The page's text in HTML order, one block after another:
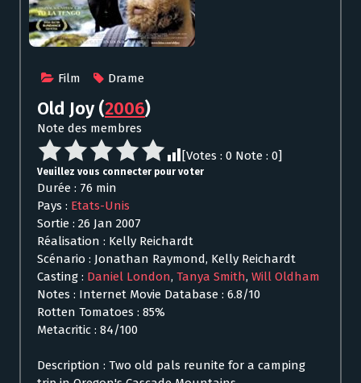
Film Drame
Old Joy(2006)
Note des membres
[Votes : 0 Note : 0]
Veuillez vous connecter pour voter
Durée : 76 min
Pays : Etats-Unis
Sortie : 26 Jan 2007
Réalisation : Kelly Reichardt
Scénario : Jonathan Raymond, Kelly Reichardt
Casting : Daniel London, Tanya Smith, Will Oldham
Notes : Internet Movie Database : 6.8/10
Rotten Tomatoes : 85%
Metacritic : 84/100
Description : Two old pals reunite for a camping